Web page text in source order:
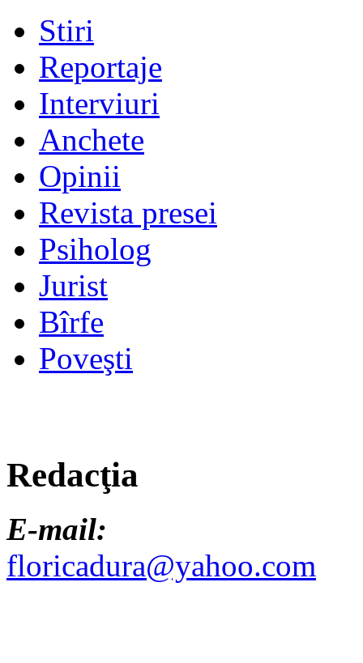
Stiri
Reportaje
Interviuri
Anchete
Opinii
Revista presei
Psiholog
Jurist
Bîrfe
Poveşti
Redacţia
E-mail:
floricadura@yahoo.com